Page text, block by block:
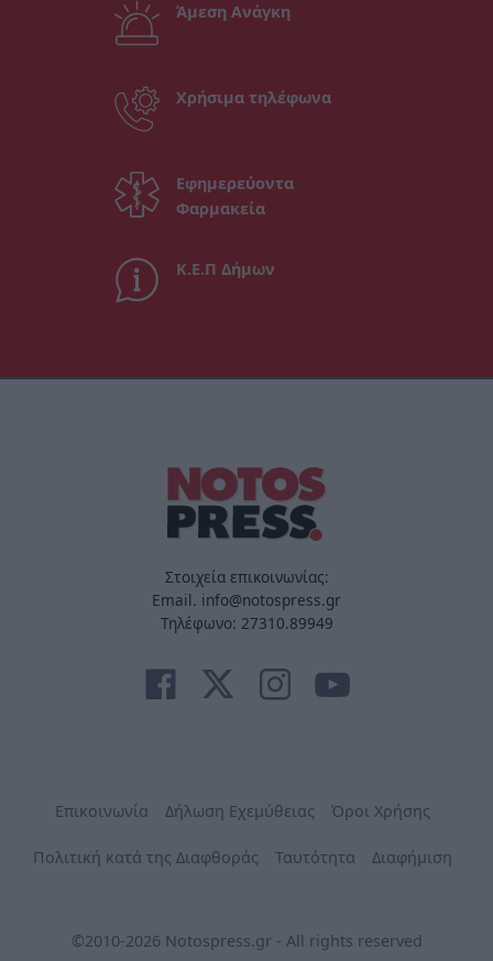
Άμεση Ανάγκη
Χρήσιμα τηλέφωνα
Εφημερεύοντα
Φαρμακεία
Κ.Ε.Π Δήμων
Στοιχεία επικοινωνίας:
Email. info@notospress.gr
Τηλέφωνο: 27310.89949
Επικοινωνία Δήλωση Εχεμύθειας Όροι Χρήσης
Πολιτική κατά της Διαφθοράς Ταυτότητα Διαφήμιση
©2010-2026 Notospress.gr - All rights reserved